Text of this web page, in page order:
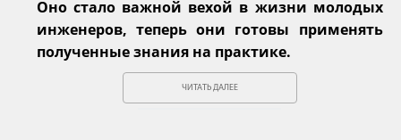
Оно стало важной вехой в жизни молодых
инженеров, теперь они готовы применять
полученные знания на практике.
ЧИТАТЬ ДАЛЕЕ